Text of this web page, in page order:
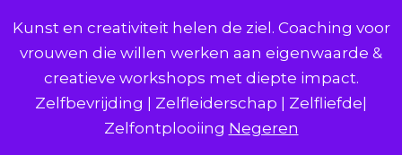
Kunst en creativiteit helen de ziel. Coaching voor
vrouwen die willen werken aan eigenwaarde &
creatieve workshops met diepte impact.
Zelfbevrijding | Zelfleiderschap | Zelfliefde|
Zelfontplooiing Negeren